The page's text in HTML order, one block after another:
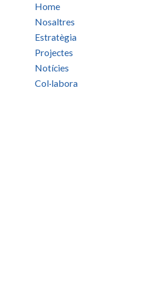
Home
Nosaltres
Estratègia
Projectes
Notícies
Col·labora